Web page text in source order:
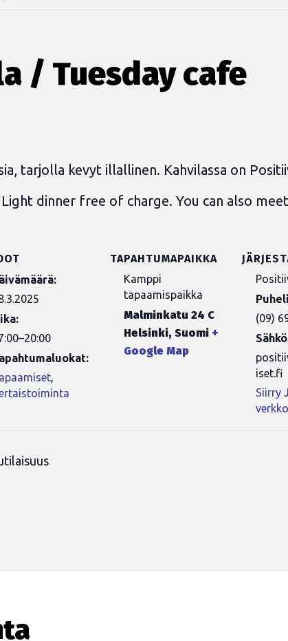
/ Tuesday cafe
tarjolla kevyt illallinen. Kahvilassa on
dinner free of charge. You can also
,
TAPAHTUMAPAIKKA
Kamppi
tapaamispaikka
Malminkatu 24 C
Helsinki, Suomi +
Google Map
(09)
iset.fi
Siirry